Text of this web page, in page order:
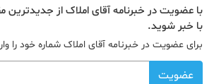
با عضویت در خبرنامه آقای املاک از جدیدترین
با خبر شوید.
برای عضویت در خبرنامه آقای املاک شماره خود را
عضویت